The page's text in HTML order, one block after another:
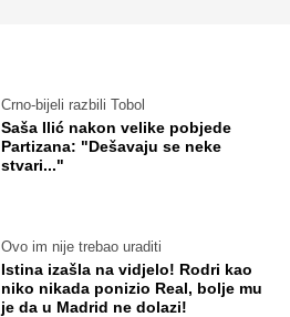
Crno-bijeli razbili Tobol
Saša Ilić nakon velike pobjede
Partizana: "Dešavaju se neke
stvari..."
Ovo im nije trebao uraditi
Istina izašla na vidjelo! Rodri kao
niko nikada ponizio Real, bolje mu
je da u Madrid ne dolazi!